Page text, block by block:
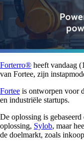
Forterro® heeft vandaag
van Fortee, zijn
Fortee is ontworpen voor
en industriële startups.
De oplossing is
oplossing, Sylob, maar
de doelmarkt, zoals